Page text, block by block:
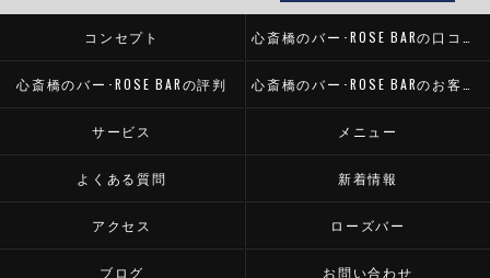
コンセプト
心斎橋のバー･ROSE BARの評判
サービス メニュー
よくある質問 新着情報
アクセス ローズバー
ブログ お問い合わせ